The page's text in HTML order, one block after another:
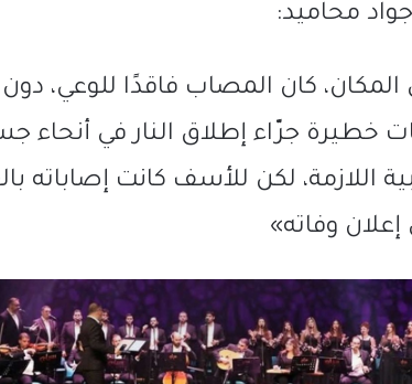
محاميد:
المكان، كان المصاب فاقدًا للوعي،
خطيرة جرّاء إطلاق النار في أنحاء
اللازمة، لكن للأسف كانت إصاباته
وفاته»